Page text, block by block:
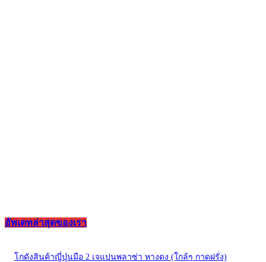
อัพเดทล่าสุดของเรา
โกดังสินค้าญี่ปุ่นมือ 2 เจแปนพลาซ่า หางดง (ใกล้ๆ กาดฝรั่ง)